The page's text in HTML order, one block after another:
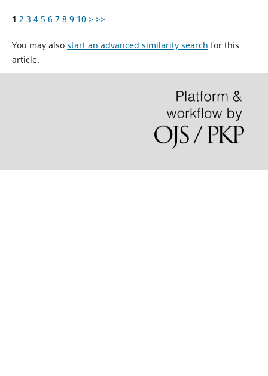
1 2 3 4 5 6 7 8 9 10 > >>
You may also start an advanced similarity search for this
article.